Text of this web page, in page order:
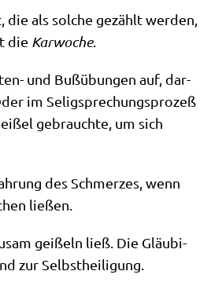
als sol­che gezählt wer­den,
die Kar­wo­che.
und Buß­übun­gen auf, dar­
im Selig­spre­chungs­pro­zeß
gebrauch­te, um sich
des Schmer­zes, wenn
ließen.
gei­ßeln ließ. Die Gläu­bi­
zur Selbstheiligung.